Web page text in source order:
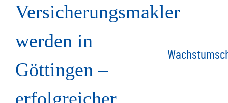
Versicherungsmakler
werden in
Göttingen –
erfolgreicher